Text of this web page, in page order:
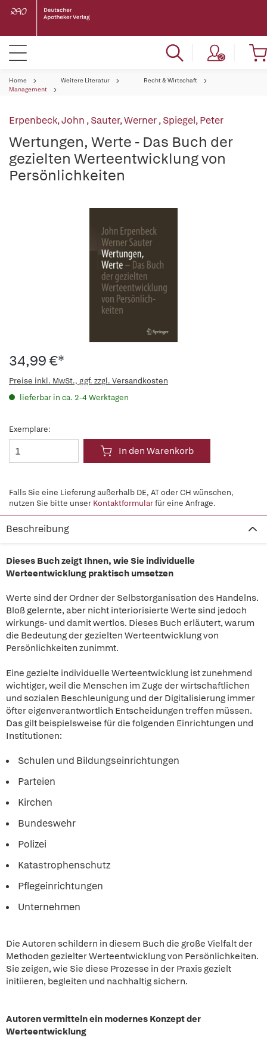
Home Weitere Literatur
Recht & Wirtschaft
Management
Erpenbeck, John ,Sauter, Werner,Spiegel, Peter
Wertungen, Werte - Das Buch der
gezielten Werteentwicklung von
Persönlichkeiten
34,99 €*
Preise inkl. MwSt., ggf. zzgl. Versandkosten
lieferbar in ca. 2-4 Werktagen
Exemplare:
In den Warenkorb
Falls Sie eine Lieferung außerhalb DE, AT oder CH wünschen,
nutzen Sie bitte unser Kontaktformularfür eine Anfrage.
Beschreibung
Dieses Buch zeigt Ihnen, wie Sie individuelle
Werteentwicklung praktisch umsetzen
Werte sind der Ordner der Selbstorganisation des Handelns.
Bloß gelernte, aber nicht interiorisierte Werte sind jedoch
wirkungs- und damit wertlos. Dieses Buch erläutert, warum
die Bedeutung der gezielten Werteentwicklung von
Persönlichkeiten zunimmt.
Eine gezielte individuelle Werteentwicklung ist zunehmend
wichtiger, weil die Menschen im Zuge der wirtschaftlichen
und sozialen Beschleunigung und der Digitalisierung immer
öfter eigenverantwortlich Entscheidungen treffen müssen.
Das gilt beispielsweise für die folgenden Einrichtungen und
Institutionen:
Schulen und Bildungseinrichtungen
Parteien
Kirchen
Bundeswehr
Polizei
Katastrophenschutz
Pflegeinrichtungen
Unternehmen
Die Autoren schildern in diesem Buch die große Vielfalt der
Methoden gezielter Werteentwicklung von Persönlichkeiten.
Sie zeigen, wie Sie diese Prozesse in der Praxis gezielt
initiieren, begleiten und nachhaltig sichern.
Autoren vermitteln ein modernes Konzept der
Werteentwicklung